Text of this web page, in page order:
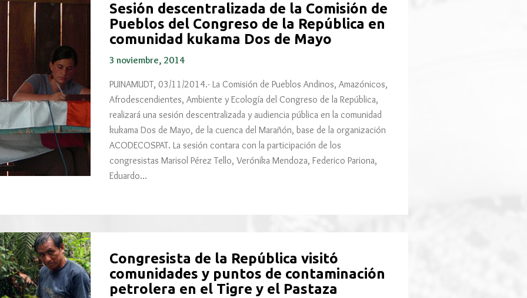
Sesión descentralizada de la Comisión de
Pueblos del Congreso de la República en
comunidad kukama Dos de Mayo
3 noviembre, 2014
PUINAMUDT, 03/11/2014.- La Comisión de Pueblos Andinos, Amazónicos,
Afrodescendientes, Ambiente y Ecología del Congreso de la República,
realizará una sesión descentralizada y audiencia pública en la comunidad
kukama Dos de Mayo, de la cuenca del Marañón, base de la organización
ACODECOSPAT. La sesión contara con la participación de los
congresistas Marisol Pérez Tello, Verónika Mendoza, Federico Pariona,
Eduardo…
Congresista de la República visitó
comunidades y puntos de contaminación
petrolera en el Tigre y el Pastaza